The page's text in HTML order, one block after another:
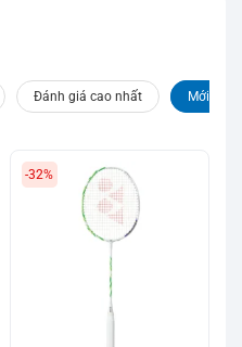
Đánh giá cao nhất Mới nhất
-32%